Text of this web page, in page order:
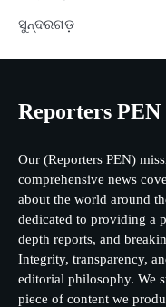
ସୁନ୍ଦରଗଡ଼
Reporters PEN
Our (Reporters PEN)
comprehensive news
about the world around
dedicated to providing a
depth reports, and
Integrity, transparency,
editorial philosophy. We
piece of content we